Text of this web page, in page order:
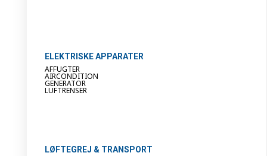
ELEKTRISKE APPARATER
AFFUGTER
AIRCONDITION
GENERATOR
LUFTRENSER
LØFTEGREJ & TRANSPORT